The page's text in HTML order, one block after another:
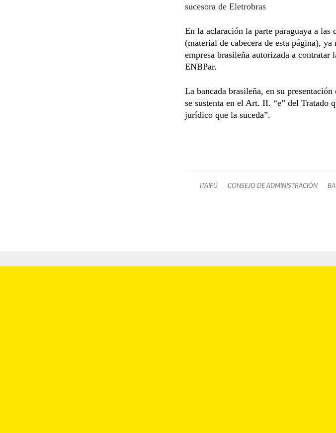
sucesora de Eletrobras
En la aclaración la parte paraguaya a las
(material de cabecera de esta página),
empresa brasileña autorizada a
ENBPar.
La bancada brasileña, en su
se sustenta en el Art. II. “e” del Tratado
jurídico que la suceda”.
ITAIPÚ CONSEJO DE ADMINISTRACIÓN